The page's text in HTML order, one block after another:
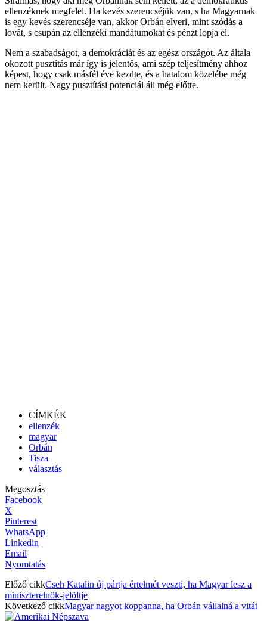
ellenzéknek megfelel. Ha kevés szerencséjük van, s ha Magyarnak
is egy kevés szerencséje van, akkor Orbán elveri, mint szódás a
lovát, s csupán az ellenzéki mandátumokat és pénzt lopja el.
Nem a szabadságot, a demokráciát és az egész országot. Az általa
okozott pusztítás már így is jelentős, ami szép teljesítmény ahhoz
képest, hogy csak másfél éve kezdte, és a hatalom közelébe még
nem került. Nagy pusztítási potenciál áll még előtte.
CÍMKÉK
ellenzék
magyar
Orbán
Tisza
választás
Megosztás
Facebook
X
Pinterest
WhatsApp
Linkedin
Email
Nyomtatás
Előző cikkCseh Katalin új pártja értelmét veszti, ha Magyar lesz a
miniszterelnök-jelöltje
Következő cikkMagyar nagyot koppanna, ha Orbán vállalná a vitát